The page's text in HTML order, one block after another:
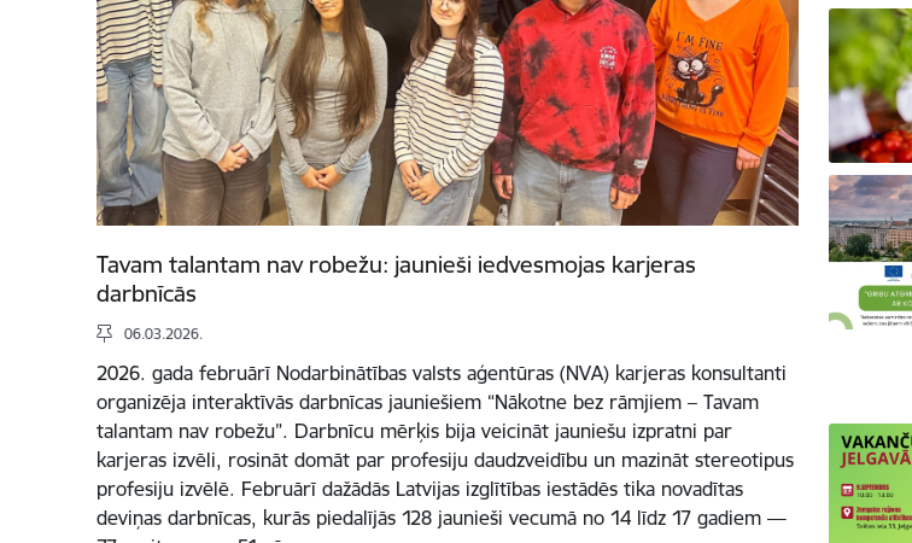
Tavam talantam nav robežu: jaunieši iedvesmojas karjeras
darbnīcās
06.03.2026.
2026. gada februārī Nodarbinātības valsts aģentūras (NVA) karjeras konsultanti
organizēja interaktīvās darbnīcas jauniešiem “Nākotne bez rāmjiem – Tavam
talantam nav robežu”. Darbnīcu mērķis bija veicināt jauniešu izpratni par
karjeras izvēli, rosināt domāt par profesiju daudzveidību un mazināt stereotipus
profesiju izvēlē. Februārī dažādās Latvijas izglītības iestādēs tika novadītas
deviņas darbnīcas, kurās piedalījās 128 jaunieši vecumā no 14 līdz 17 gadiem —